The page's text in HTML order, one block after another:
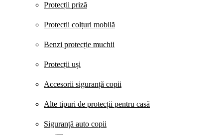
Protecții priză
Protecții colțuri mobilă
Benzi protecție muchii
Protecții uși
Accesorii siguranță copii
Alte tipuri de protecții pentru casă
Siguranță auto copii